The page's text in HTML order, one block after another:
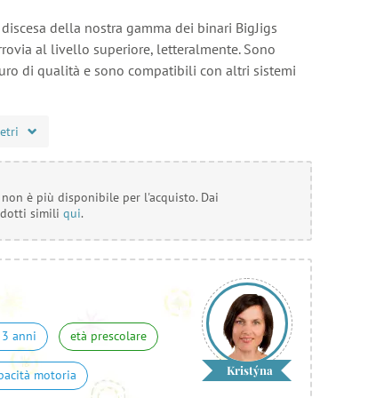
della nostra gamma dei binari BigJigs
al livello superiore, letteralmente. Sono
di qualità e sono compatibili con altri sistemi
è più disponibile per l'acquisto. Dai
simili qui.
anni età prescolare
motoria Kristýna